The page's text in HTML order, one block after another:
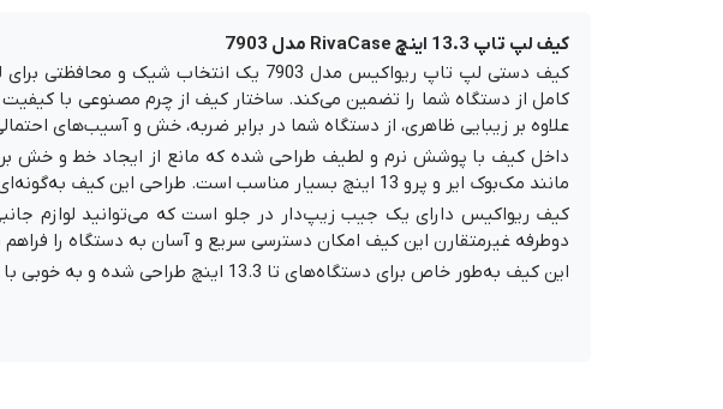
کیف لپ تاپ 13.3 اینچ RivaCase مدل 7903
کامل از دستگاه شما را تضمین می‌کند. ساختار کیف از چرم مصنوعی با کیفیت
علاوه بر زیبایی ظاهری، از دستگاه شما در برابر ضربه، خش و آسیب‌های
داخل کیف با پوشش نرم و لطیف طراحی شده که مانع از ایجاد خط و خش
مانند مک‌بوک ایر و پرو 13 اینچ بسیار مناسب است. طراحی این کیف به‌گونه‌ای است که به‌راحتی دستگاه شما را در خود جای می‌دهد و حمل آن را راحت می‌کند.
کیف ریواکیس دارای یک جیب زیپ‌دار در جلو است که می‌توانید لوازم
دوطرفه غیرمتقارن این کیف امکان دسترسی سریع و آسان به دستگاه را فراهم
این کیف به‌طور خاص برای دستگاه‌های تا 13.3 اینچ طراحی شده و به خوبی با لپ‌تاپ‌ها و تبلت‌هایی مانند iPad Pro 12.9 و MacBook Air و Pro 13 سازگاری دارد.